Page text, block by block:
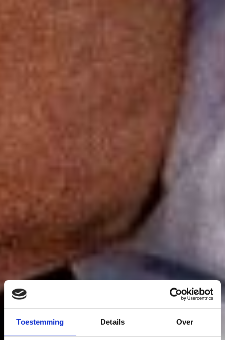
Toestemming Details Over